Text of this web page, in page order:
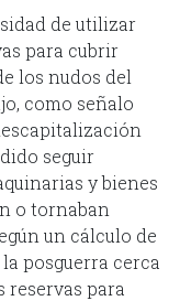
de utilizar
para cubrir
los nudos del
como señalo
seguir
y bienes
o tornaban
un cálculo de
posguerra cerca
reservas para